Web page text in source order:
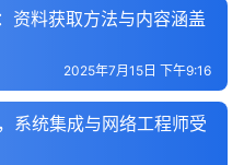
资料获取方法与内容涵盖
2025年7月15日 下午9:16
系统集成与网络工程师受